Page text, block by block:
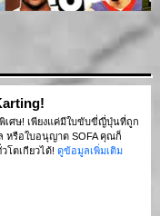
เศษ! เพียงแค่มีใบขับขี่ญี่ปุ่นที่ถูก
หรือใบอนุญาต SOFA คุณก็
โตเกียวได้! ดูข้อมูลเพิ่มเติม